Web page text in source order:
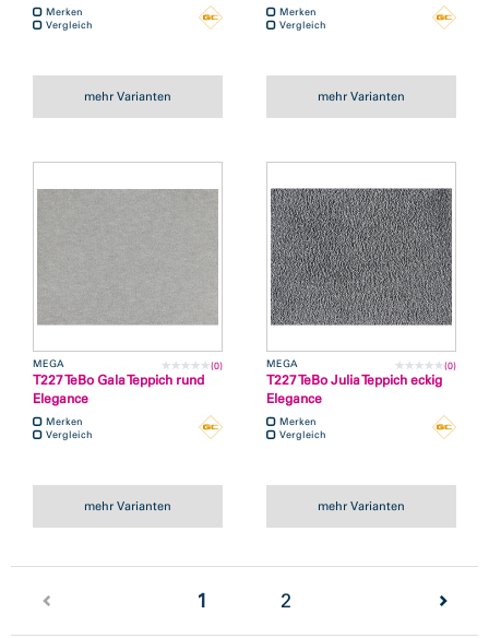
Merken
Vergleich
mehr Varianten
Merken
Vergleich
mehr Varianten
MEGA (0)
T227 TeBo Gala Teppich rund
Elegance
Merken
Vergleich
mehr Varianten
MEGA (0)
T227 TeBo Julia Teppich eckig
Elegance
Merken
Vergleich
mehr Varianten
1 (current)2